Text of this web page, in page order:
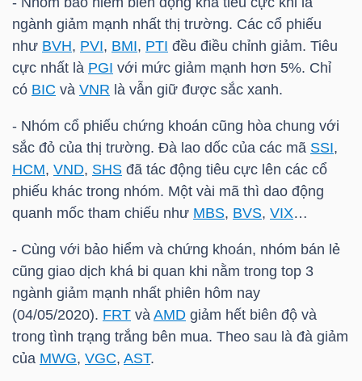
ngành giảm mạnh nhất thị trường. Các cổ phiếu
như BVH, PVI, BMI, PTI đều điều chỉnh giảm. Tiêu
cực nhất là PGI với mức giảm mạnh hơn 5%. Chỉ
có BIC và VNR là vẫn giữ được sắc xanh.
- Nhóm cổ phiếu chứng khoán cũng hòa chung với
sắc đỏ của thị trường. Đà lao dốc của các mã SSI,
HCM, VND, SHS đã tác động tiêu cực lên các cổ
phiếu khác trong nhóm. Một vài mã thì dao động
quanh mốc tham chiếu như MBS, BVS, VIX…
- Cùng với bảo hiểm và chứng khoán, nhóm bán lẻ
cũng giao dịch khá bi quan khi nằm trong top 3
ngành giảm mạnh nhất phiên hôm nay
(04/05/2020). FRT và AMD giảm hết biên độ và
trong tình trạng trắng bên mua. Theo sau là đà giảm
của MWG, VGC, AST.
CỔ
PHIẾU
PHÁI
SINH
TRÁI
PHIẾU
CÔNG
CỤ